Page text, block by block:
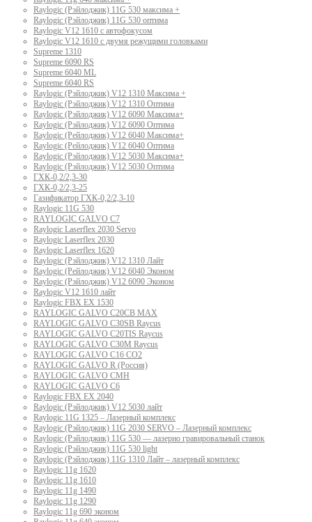
Raylogic (Рэйлоджик) 11G 530 максима +
Raylogic (Рэйлоджик) 11G 530 оптима
Raylogic V12 1610 с автофокусом
Raylogic V12 1610 с двумя режущими головками
Supreme 1310
Supreme 6090 RS
Supreme 6040 ML
Supreme 6040 RS
Raylogic (Рэйлоджик) V12 1310 Максима +
Raylogic (Рэйлоджик) V12 1310 Оптима
Raylogic (Рэйлоджик) V12 6090 Максима+
Raylogic (Рэйлоджик) V12 6090 Оптима
Raylogic (Рейлоджик) V12 6040 Максима+
Raylogic (Рейлоджик) V12 6040 Оптима
Raylogic (Рэйлоджик) V12 5030 Максима+
Raylogic (Рэйлоджик) V12 5030 Оптима
ГХК-0,2/2,3-30
ГХК-0,2/2,3-25
Газификатор ГХК-0,2/2,3-10
Raylogic 11G 530
RAYLOGIC GALVO С7
Raylogic Laserflex 2030 Servo
Raylogic Laserflex 2030
Raylogic Laserflex 1620
Raylogic (Рэйлоджик) V12 1310 Лайт
Raylogic (Рейлоджик) V12 6040 Эконом
Raylogic (Рэйлоджик) V12 6090 Эконом
Raylogic V12 1610 лайт
Raylogic FBX EX 1530
RAYLOGIC GALVO С20CB MAX
RAYLOGIC GALVO С30SB Raycus
RAYLOGIC GALVO C20TIS Raycus
RAYLOGIC GALVO С30M Raycus
RAYLOGIC GALVO С16 CO2
RAYLOGIC GALVO R (Россия)
RAYLOGIC GALVO CMH
RAYLOGIC GALVO С6
Raylogic FBX EX 2040
Raylogic (Рэйлоджик) V12 5030 лайт
Raylogic 11G 1325 – Лазерный комплекс
Raylogic (Рэйлоджик) 11G 2030 SERVO – Лазерный комплекс
Raylogic (Рэйлоджик) 11G 530 — лазерно гравировальный станок
Raylogic (Рэйлоджик) 11G 530 light
Raylogic (Рэйлоджик) 11G 1310 Лайт – лазерный комплекс
Raylogic 11g 1620
Raylogic 11g 1610
Raylogic 11g 1490
Raylogic 11g 1290
Raylogic 11g 690 эконом